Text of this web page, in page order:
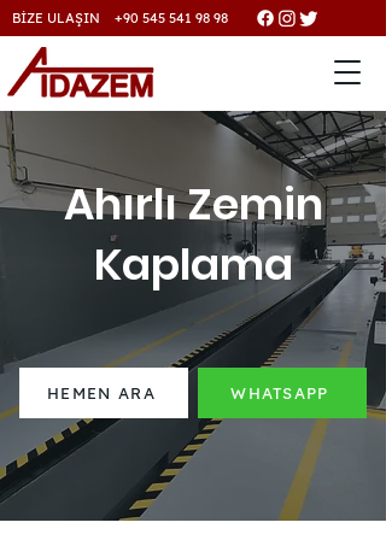
BİZE ULAŞIN +90 545 541 98 98
Ahırlı Zemin
Kaplama
HEMEN ARA WHATSAPP